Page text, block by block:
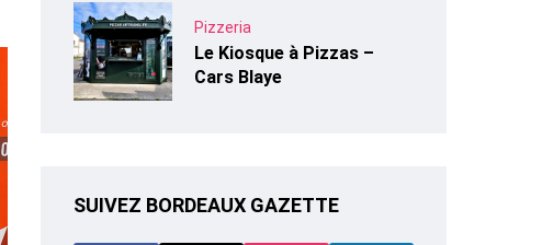
Pizzeria
Le Kiosque à Pizzas –
Cars Blaye
SUIVEZ BORDEAUX GAZETTE